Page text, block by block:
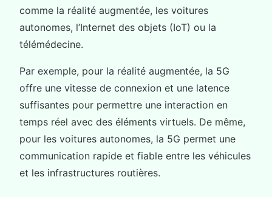
comme la réalité augmentée, les voitures
autonomes, l’Internet des objets (IoT) ou la
télémédecine.
Par exemple, pour la réalité augmentée, la 5G
offre une vitesse de connexion et une latence
suffisantes pour permettre une interaction en
temps réel avec des éléments virtuels. De même,
pour les voitures autonomes, la 5G permet une
communication rapide et fiable entre les véhicules
et les infrastructures routières.